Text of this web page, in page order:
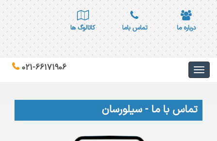
درباره ما تماس باما کاتالوگ ها
021-66171906
تماس با ما - سیلورسان